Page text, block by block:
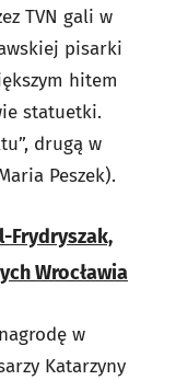
TVN gali w
pisarki
hitem
statuetki.
drugą w
Peszek).
Frydryszak,
Wrocławia
w
Katarzyny